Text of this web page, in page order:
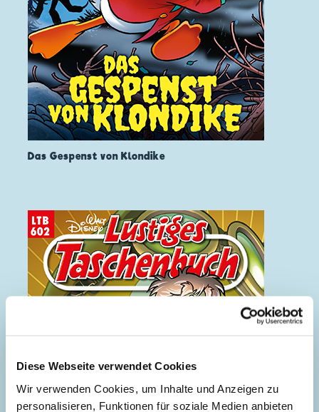
Diese Webseite verwendet Cookies
Wir verwenden Cookies, um Inhalte und Anzeigen zu
personalisieren, Funktionen für soziale Medien anbieten
Das Gespenst von Klondike